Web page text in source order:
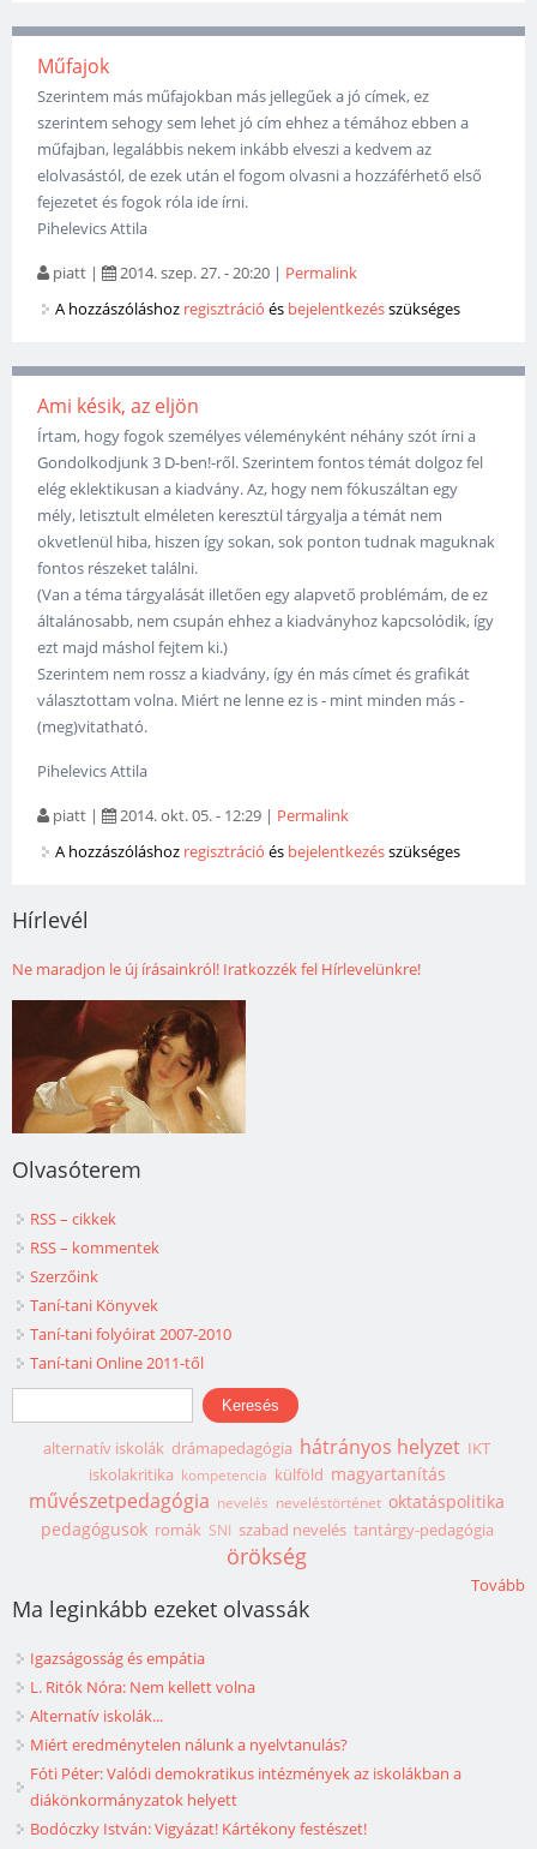
Műfajok
Szerintem más műfajokban más jellegűek a jó címek, ez
szerintem sehogy sem lehet jó cím ehhez a témához ebben a
műfajban, legalábbis nekem inkább elveszi a kedvem az
elolvasástól, de ezek után el fogom olvasni a hozzáférhető első
fejezetet és fogok róla ide írni.
Pihelevics Attila
piatt | 2014. szep. 27. - 20:20 | Permalink
A hozzászóláshoz regisztráció és bejelentkezésszükséges
Ami késik, az eljön
Írtam, hogy fogok személyes véleményként néhány szót írni a
Gondolkodjunk 3 D-ben!-ről. Szerintem fontos témát dolgoz fel
elég eklektikusan a kiadvány. Az, hogy nem fókuszáltan egy
mély, letisztult elméleten keresztül tárgyalja a témát nem
okvetlenül hiba, hiszen így sokan, sok ponton tudnak maguknak
fontos részeket találni.
(Van a téma tárgyalását illetően egy alapvető problémám, de ez
általánosabb, nem csupán ehhez a kiadványhoz kapcsolódik, így
ezt majd máshol fejtem ki.)
Szerintem nem rossz a kiadvány, így én más címet és grafikát
választottam volna. Miért ne lenne ez is - mint minden más -
(meg)vitatható.
Pihelevics Attila
piatt | 2014. okt. 05. - 12:29 | Permalink
A hozzászóláshoz regisztráció és bejelentkezésszükséges
Hírlevél
Ne maradjon le új írásainkról! Iratkozzék fel Hírlevelünkre!
Olvasóterem
RSS – cikkek
RSS – kommentek
Szerzőink
Taní-tani Könyvek
Taní-tani folyóirat 2007-2010
Taní-tani Online 2011-től
Keresés űrlap
Keresés
alternatív iskolák drámapedagógia hátrányos helyzet IKT
iskolakritika kompetencia külföld magyartanítás
művészetpedagógia nevelés neveléstörténet oktatáspolitika
pedagógusok romák SNI szabad nevelés tantárgy-pedagógia
örökség
Tovább
Ma leginkább ezeket olvassák
Igazságosság és empátia
L. Ritók Nóra: Nem kellett volna
Alternatív iskolák...
Miért eredménytelen nálunk a nyelvtanulás?
Fóti Péter: Valódi demokratikus intézmények az iskolákban a
diákönkormányzatok helyett
Bodóczky István: Vigyázat! Kártékony festészet!